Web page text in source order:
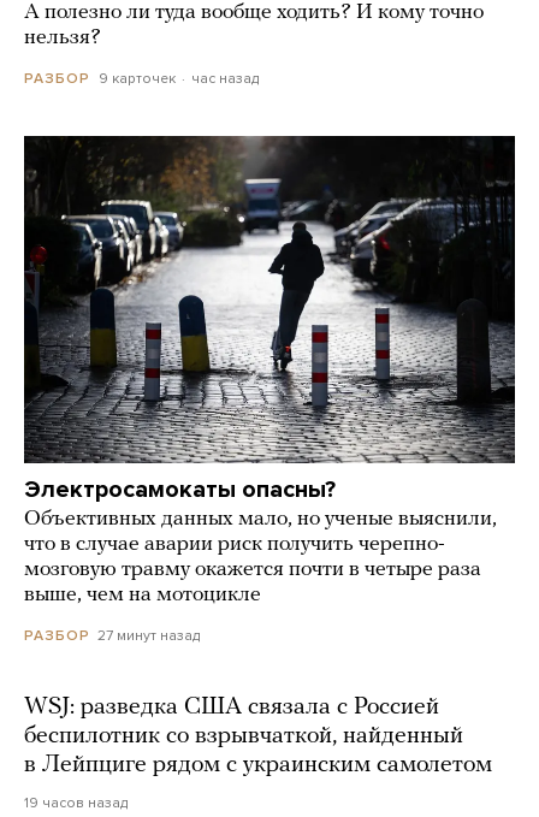
А полезно ли туда вообще ходить? И кому точно
нельзя?
РАЗБОР 9 карточек час назад
Электросамокаты опасны?
Объективных данных мало, но ученые выяснили,
что в случае аварии риск получить черепно-
мозговую травму окажется почти в четыре раза
выше, чем на мотоцикле
РАЗБОР 27 минут назад
WSJ: разведка США связала с Россией
беспилотник со взрывчаткой, найденный
в Лейпциге рядом с украинским самолетом
19 часов назад